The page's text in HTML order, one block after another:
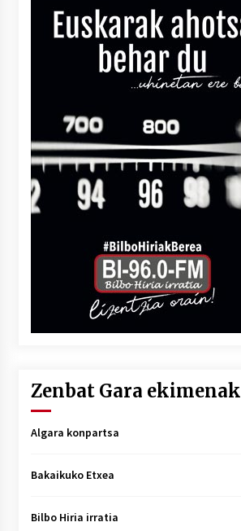
Zenbat Gara ekimenak
Algara konpartsa
Bakaikuko Etxea
Bilbo Hiria irratia